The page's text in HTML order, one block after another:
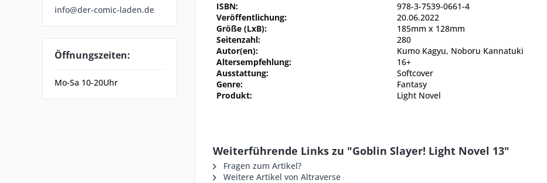
info@der-comic-laden.de
Öffnungszeiten:
Mo-Sa 10-20Uhr
ISBN:
978-3-7539-0661-4
Veröffentlichung:
20.06.2022
Größe (LxB):
185mm x 128mm
Seitenzahl:
280
Autor(en):
Kumo Kagyu, Noboru Kannatuki
Altersempfehlung:
16+
Ausstattung:
Softcover
Genre:
Fantasy
Produkt:
Light Novel
Weiterführende Links zu "Goblin Slayer! Light Novel 13"
Fragen zum Artikel?
Weitere Artikel von Altraverse